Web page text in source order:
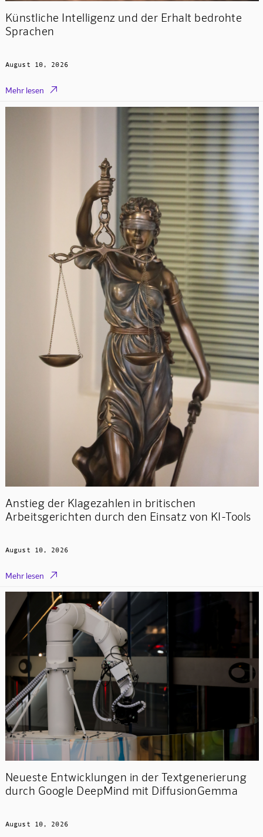
Mindverse Support
Online · KI-Assistent
Künstliche Intelligenz und der Erhalt bedrohte
Sprachen
August 10, 2026
Mehr lesen 
Anstieg der Klagezahlen in britischen
Arbeitsgerichten durch den Einsatz von KI-Tools
August 10, 2026
Mehr lesen 
Neueste Entwicklungen in der Textgenerierung
durch Google DeepMind mit DiffusionGemma
August 10, 2026